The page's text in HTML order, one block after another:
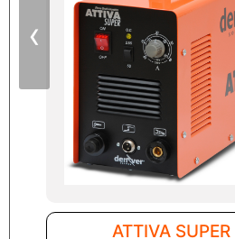
ATTIVA
‹